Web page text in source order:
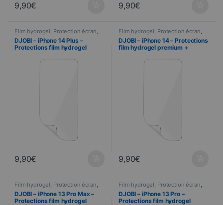
9,90€ 9,90€
Film hydrogel, Protection écran,
Telefonie
DJOBI – iPhone 14 Plus –
Protections film hydrogel
d’application
9,90€
Film hydrogel, Protection écran,
Telefonie
DJOBI – iPhone 14 – Protections
film hydrogel premium +
9,90€
Film hydrogel, Protection écran,
Telefonie
DJOBI – iPhone 13 Pro Max –
Protections film hydrogel
Film hydrogel, Protection écran,
Telefonie
DJOBI – iPhone 13 Pro –
Protections film hydrogel